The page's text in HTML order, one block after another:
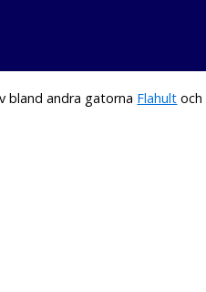
bland andra gatorna Flahult och